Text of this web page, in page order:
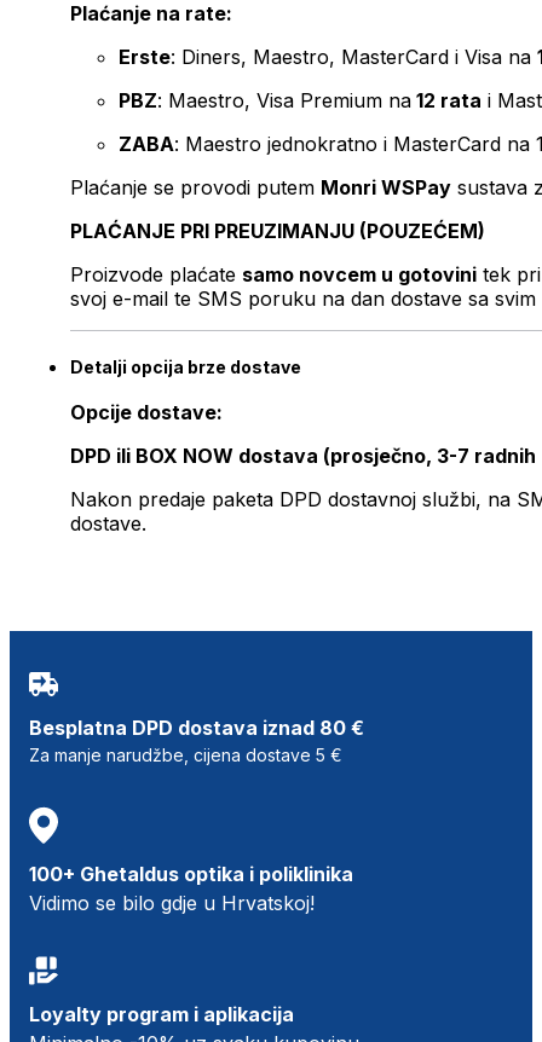
Plaćanje na rate:
Erste: Diners, Maestro, MasterCard i Visa na
PBZ: Maestro, Visa Premium na 12 rata i
ZABA: Maestro jednokratno i MasterCard na
Plaćanje se provodi putem Monri WSPay sustava
PLAĆANJE PRI PREUZIMANJU (POUZEĆEM)
Proizvode plaćate samo novcem u gotovini tek
svoj e-mail te SMS poruku na dan dostave sa svim
Detalji opcija brze dostave
Opcije dostave:
DPD ili BOX NOW dostava (prosječno, 3-7 radnih
Nakon predaje paketa DPD dostavnoj službi, na
dostave.
Besplatna DPD dostava iznad 80 €
Za manje narudžbe, cijena dostave 5 €
100+ Ghetaldus optika i poliklinika
Vidimo se bilo gdje u Hrvatskoj!
Loyalty program i aplikacija